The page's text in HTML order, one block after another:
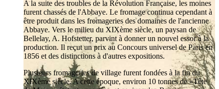
A la suite des troubles de la Révolution Française, les moines
furent chassés de l'Abbaye. Le fromage continua cependant à
être produit dans les fromageries des domaines de l'ancienne
Abbaye. Vers le milieu du XIXème siècle, un paysan de
Bellelay, A. Hofstetter, parvint à donner un nouvel essor à la
production. Il reçut un prix au Concours universel de Paris en
1856 et des distinctions à d'autres expositions.
Plusieurs fromageries de village furent fondées à la fin du
XIXème siècle. A cette époque, environ 10 tonnes de «Tête